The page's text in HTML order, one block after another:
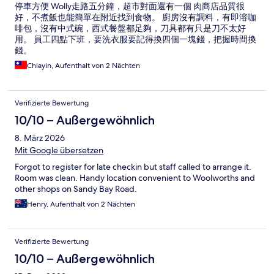
停車方便 Wolly走路五分鐘，超市對面還有一個 肉商店品質很
好，不煮飯也能簡單在附近找到食物。 廚房沒有調料，有即溶咖
啡包，沒有中式碗，西式餐盤都足夠，刀具都有只是刀不太好
用。 員工四點下班，要洗衣服要記得換四個一塊錢，把握時間換
錢。
Chiayin, Aufenthalt von 2 Nächten
Verifizierte Bewertung
10/10 – Außergewöhnlich
8. März 2026
Mit Google übersetzen
Forgot to register for late checkin but staff called to arrange it.
Room was clean. Handy location convenient to Woolworths and
other shops on Sandy Bay Road.
Henry, Aufenthalt von 2 Nächten
Verifizierte Bewertung
10/10 – Außergewöhnlich